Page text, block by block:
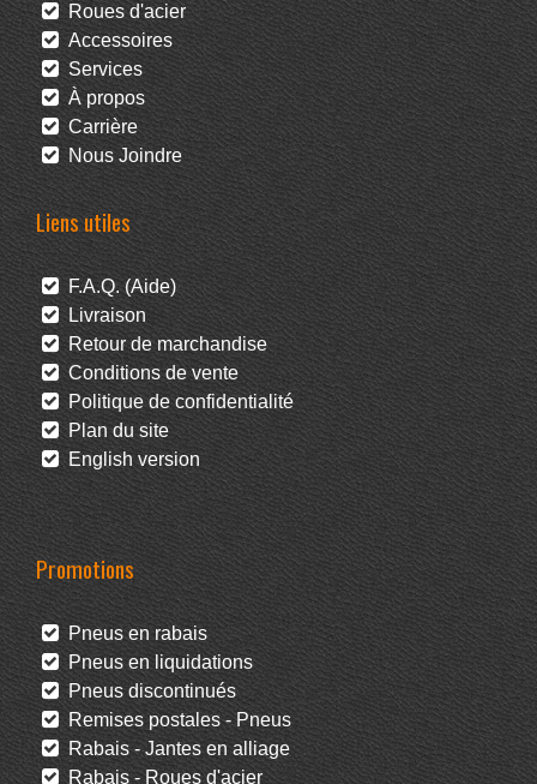
Roues d'acier
Accessoires
Services
À propos
Carrière
Nous Joindre
Liens utiles
F.A.Q. (Aide)
Livraison
Retour de marchandise
Conditions de vente
Politique de confidentialité
Plan du site
English version
Promotions
Pneus en rabais
Pneus en liquidations
Pneus discontinués
Remises postales - Pneus
Rabais - Jantes en alliage
Rabais - Roues d'acier